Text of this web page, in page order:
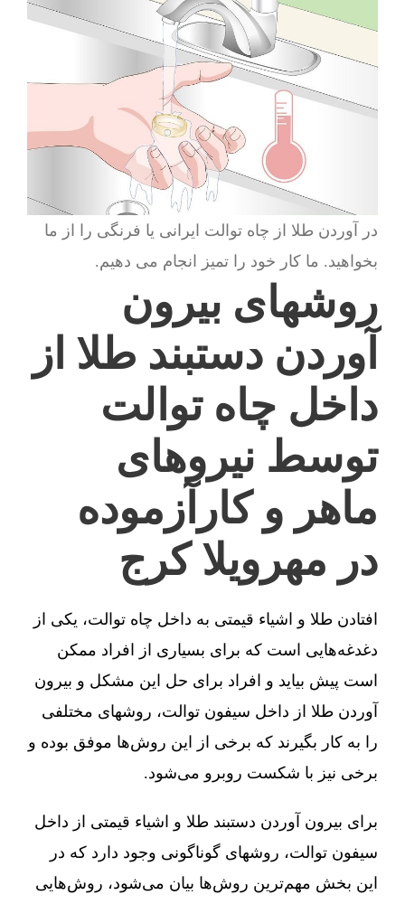
در آوردن طلا از چاه توالت ایرانی یا فرنگی را از ما
بخواهید. ما کار خود را تمیز انجام می دهیم.
روشهای بیرون
آوردن دستبند طلا از
داخل چاه توالت
توسط نیروهای
ماهر و کارآزموده
در مهرویلا کرج
افتادن طلا و اشیاء قیمتی به داخل چاه توالت، یکی از
دغدغه‌هایی است که برای بسیاری از افراد ممکن
است پیش بیاید و افراد برای حل این مشکل و بیرون
آوردن طلا از داخل سیفون توالت، روشهای مختلفی
را به کار بگیرند که برخی از این روش‌ها موفق بوده و
برخی نیز با شکست روبرو می‌شود.
برای بیرون آوردن دستبند طلا و اشیاء قیمتی از داخل
سیفون توالت، روشهای گوناگونی وجود دارد که در
این بخش مهم‌ترین روش‌ها بیان می‌شود، روش‌هایی